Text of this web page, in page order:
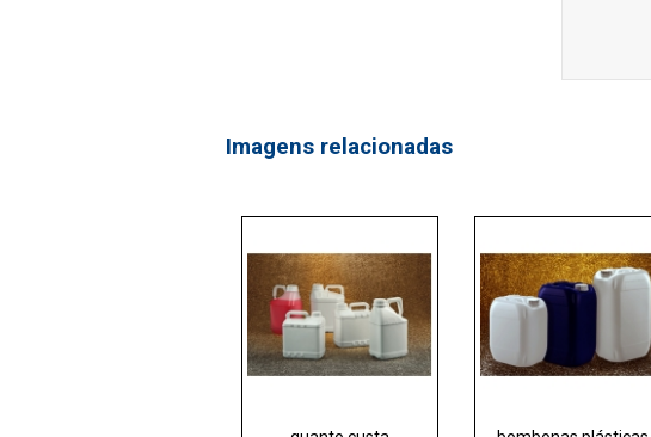
Imagens relacionadas